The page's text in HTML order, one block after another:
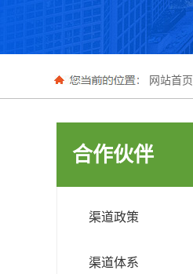
网站首页
合作伙伴
渠道政策
渠道体系